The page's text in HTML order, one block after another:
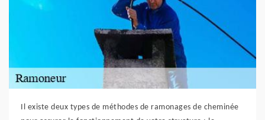
Il existe deux types de méthodes de ramonages de cheminée